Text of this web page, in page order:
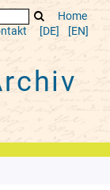
Home
[DE] [EN]